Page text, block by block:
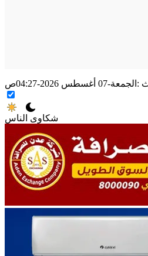
: الجمعة-07 أغسطس 2026-04:27ص
شكاوى الناس